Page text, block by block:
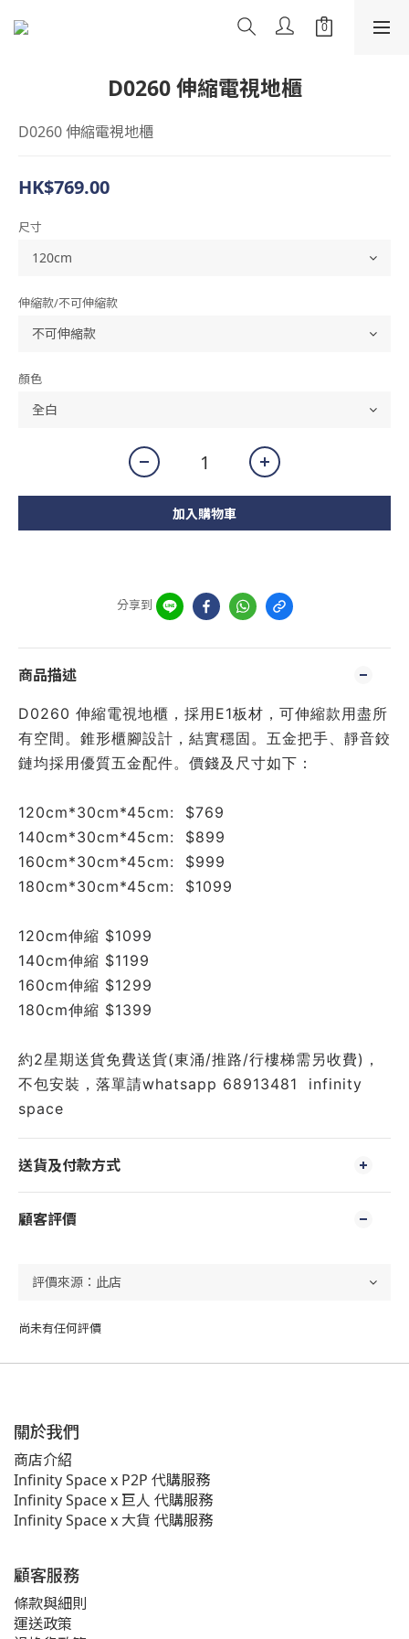
D0260 伸縮電視地櫃
D0260 伸縮電視地櫃
HK$769.00
尺寸
伸縮款/不可伸縮款
顏色
加入購物車
分享到
商品描述
D0260 伸縮電視地櫃，採用E1板材，可伸縮款用盡所
有空間。錐形櫃腳設計，結實穩固。五金把手、靜音鉸
鏈均採用優質五金配件。價錢及尺寸如下：
120cm*30cm*45cm:  $769
140cm*30cm*45cm:  $899
160cm*30cm*45cm:  $999
180cm*30cm*45cm:  $1099
120cm伸縮 $1099
140cm伸縮 $1199
160cm伸縮 $1299
180cm伸縮 $1399
約2星期送貨免費送貨(東涌/推路/行樓梯需另收費)，
不包安裝，落單請whatsapp 68913481  infinity
space
送貨及付款方式
顧客評價
尚未有任何評價
關於我們
商店介紹
Infinity Space x P2P 代購服務
Infinity Space x 巨人 代購服務
Infinity Space x 大貨 代購服務
顧客服務
條款與細則
運送政策